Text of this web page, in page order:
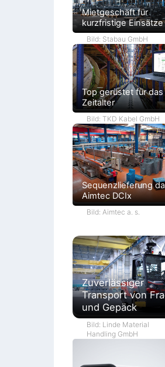
Mietgeschäft für
kurzfristige Einsätze
Bild: Stabau GmbH
Top gerüstet für
Zeitalter
Bild: TKD Kabel GmbH
Sequenzlieferung
Aimtec DCIx
Bild: Aimtec a. s.
Zuverlässiger
Transport von
und Gepäck
Bild: Linde Material
Handling GmbH